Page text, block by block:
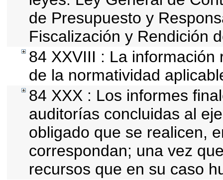
de Presupuesto y
Fiscalización y Rendición
84 XXVIII : La
de la normatividad
84 XXX : Los informes
auditorías concluidas al
obligado que se realicen,
correspondan; una vez
recursos que en su caso